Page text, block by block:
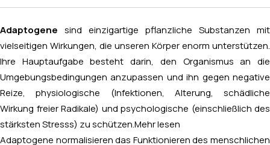
Adaptogene sind einzigartige pflanzliche Substanzen mit
vielseitigen Wirkungen, die unseren Körper enorm unterstützen.
Ihre Hauptaufgabe besteht darin, den Organismus an die
Umgebungsbedingungen anzupassen und ihn gegen negative
Reize, physiologische (Infektionen, Alterung, schädliche
Wirkung freier Radikale) und psychologische (einschließlich des
stärksten Stresss) zu schützen. Mehr lesen
Adaptogene normalisieren das Funktionieren des menschlichen